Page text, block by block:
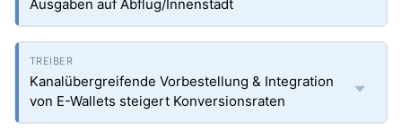
Ausgaben auf Abflug/Innenstadt
Kanalübergreifende Vorbestellung & Integration
von E-Wallets steigert Konversionsraten